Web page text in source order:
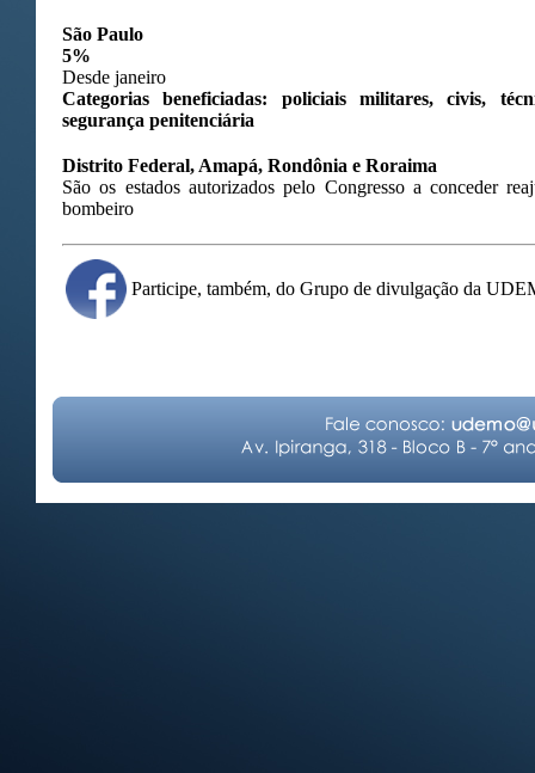
São Paulo
5%
Desde janeiro
Categorias beneficiadas: policiais militares, civis,
segurança penitenciária
Distrito Federal, Amapá, Rondônia e Roraima
São os estados autorizados pelo Congresso a conceder
bombeiro
Participe, também, do Grupo de divulgação da